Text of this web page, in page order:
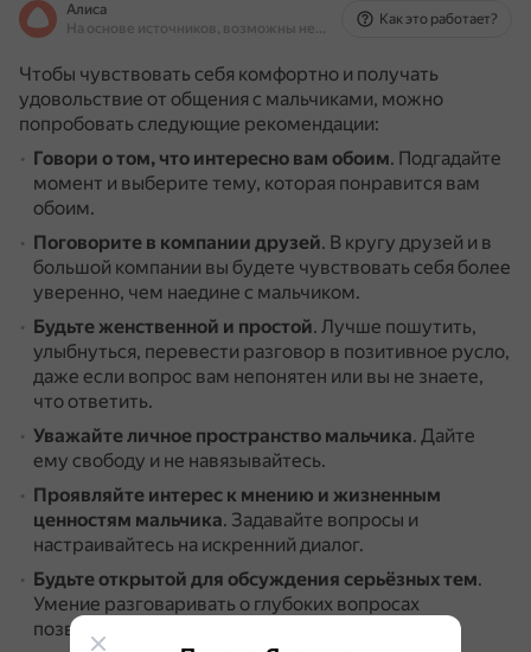
Алиса
На основе источников, возможны неточности
Как это работает?
Чтобы чувствовать себя комфортно и получать
удовольствие от общения с мальчиками, можно
попробовать следующие рекомендации:
Говори о том, что интересно вам обоим. Подгадайте
момент и выберите тему, которая понравится вам
обоим.
Поговорите в компании друзей. В кругу друзей и в
большой компании вы будете чувствовать себя более
уверенно, чем наедине с мальчиком.
Будьте женственной и простой. Лучше пошутить,
улыбнуться, перевести разговор в позитивное русло,
даже если вопрос вам непонятен или вы не знаете,
что ответить.
Уважайте личное пространство мальчика. Дайте
ему свободу и не навязывайтесь.
Проявляйте интерес к мнению и жизненным
ценностям мальчика. Задавайте вопросы и
настраивайтесь на искренний диалог.
Будьте открытой для обсуждения серьёзных тем.
Умение разговаривать о глубоких вопросах
позволяет сближаться.